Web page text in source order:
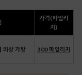
가격(마일리
지)
의상 가방 300 마일리지